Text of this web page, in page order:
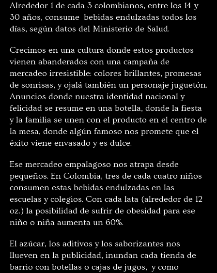
Alrededor 1 de cada 3 colombianos, entre los 14 y
30 años, consume bebidas endulzadas todos los
días, según datos del Ministerio de Salud.
Crecimos en una cultura donde estos productos
vienen abanderados con una campaña de
mercadeo irresistible: colores brillantes, promesas
de sonrisas, y ojalá también un personaje juguetón.
Anuncios donde nuestra identidad nacional y
felicidad se resume en una botella, donde la fiesta
y la familia se unen con el producto en el centro de
la mesa, donde algún famoso nos promete que el
éxito viene envasado y es dulce.
Ese mercadeo empalagoso nos atrapa desde
pequeños. En Colombia, tres de cada cuatro niños
consumen estas bebidas endulzadas en las
escuelas y colegios. Con cada lata (alrededor de 12
oz.) la posibilidad de sufrir de obesidad para ese
niño o niña aumenta un 60%.
El azúcar, los aditivos y los saborizantes nos
llueven en la publicidad, inundan cada tienda de
barrio con botellas o cajas de jugos, y como